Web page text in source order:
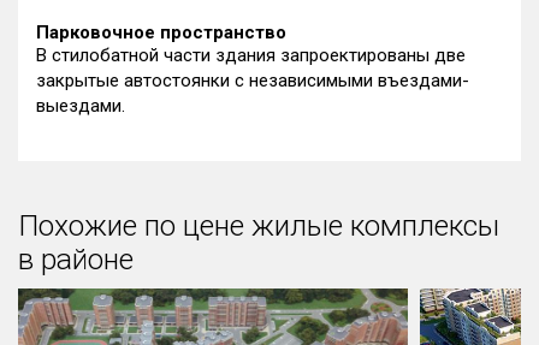
Парковочное пространство
В стилобатной части здания запроектированы две
закрытые автостоянки с независимыми въездами-
выездами.
Похожие по цене жилые комплексы
в районе